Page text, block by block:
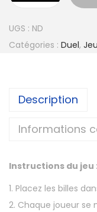
UGS : ND
Catégories : Duel,
Description
Informations
Instructions du jeu
1. Placez les billes
2. Chaque joueur se